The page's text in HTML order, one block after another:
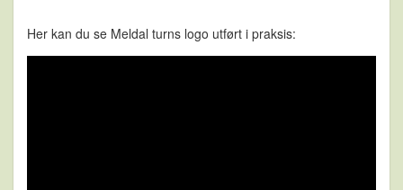
Her kan du se Meldal turns logo utført i praksis: